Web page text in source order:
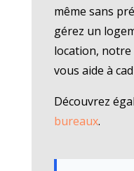
même sans
gérez un
location, notre
vous aide à
Découvrez
bureaux.